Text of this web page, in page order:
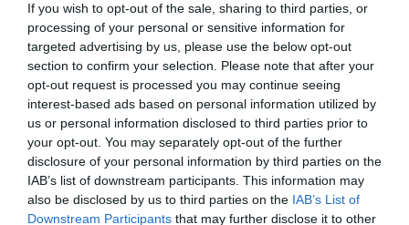
If you wish to opt-out of the sale, sharing to third parties, or
processing of your personal or sensitive information for
targeted advertising by us, please use the below opt-out
section to confirm your selection. Please note that after your
opt-out request is processed you may continue seeing
interest-based ads based on personal information utilized by
us or personal information disclosed to third parties prior to
your opt-out. You may separately opt-out of the further
disclosure of your personal information by third parties on the
IAB’s list of downstream participants. This information may
also be disclosed by us to third parties on the IAB’s List of
Downstream Participants that may further disclose it to other